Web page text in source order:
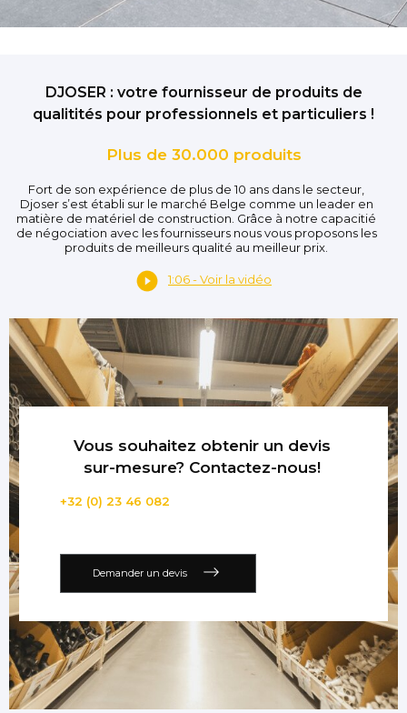
DJOSER : votre fournisseur de produits de
qualitités pour professionnels et particuliers !
Plus de 30.000 produits
Fort de son expérience de plus de 10 ans dans le secteur,
Djoser s’est établi sur le marché Belge comme un leader en
matière de matériel de construction. Grâce à notre capacitié
de négociation avec les fournisseurs nous vous proposons les
produits de meilleurs qualité au meilleur prix.
1:06 - Voir la vidéo
Vous souhaitez obtenir un devis
sur-mesure? Contactez-nous!
+32 (0) 23 46 082
Demander un devis